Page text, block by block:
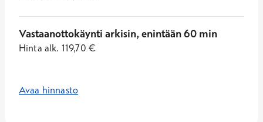
Vastaanottokäynti arkisin, enintään 60 min
Hinta alk. 119,70 €
Avaa hinnasto